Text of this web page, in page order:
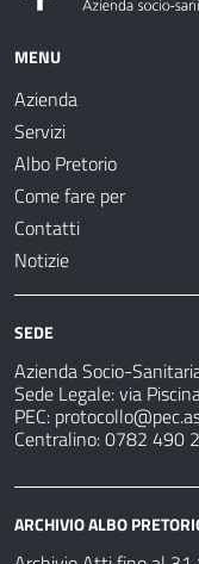
MENU
Azienda
Servizi
Albo Pretorio
Come fare per
Contatti
Notizie
SEDE
Azienda Socio-
Sede Legale: via
PEC:
Centralino: 0782 490
ARCHIVIO ALBO